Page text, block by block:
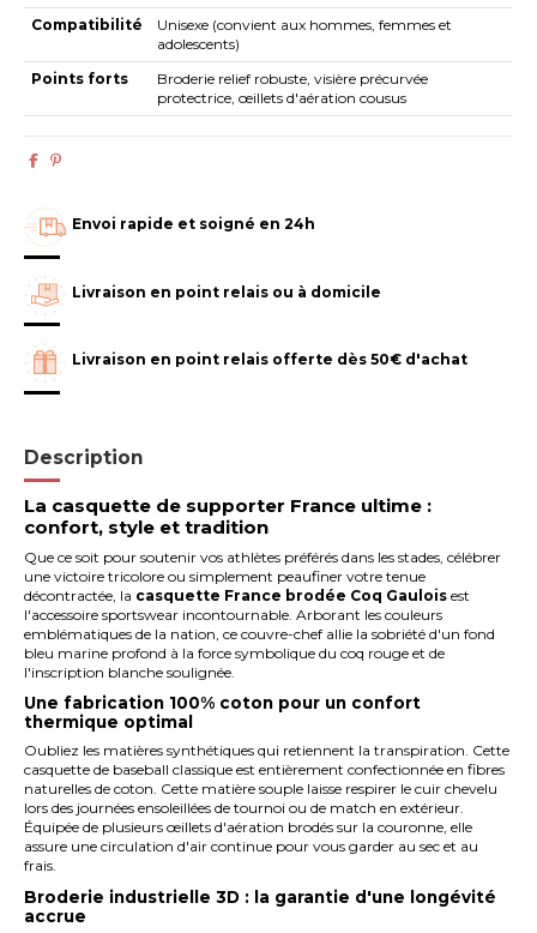
Compatibilité
Unisexe (convient aux hommes, femmes et
adolescents)
Points forts
Broderie relief robuste, visière précurvée
protectrice, œillets d'aération cousus
Envoi rapide et soigné en 24h
Livraison en point relais ou à domicile
Livraison en point relais offerte dès 50€ d'achat
Description
La casquette de supporter France ultime :
confort, style et tradition
Que ce soit pour soutenir vos athlètes préférés dans les stades, célébrer
une victoire tricolore ou simplement peaufiner votre tenue
décontractée, la casquette France brodée Coq Gaulois est
l'accessoire sportswear incontournable. Arborant les couleurs
emblématiques de la nation, ce couvre-chef allie la sobriété d'un fond
bleu marine profond à la force symbolique du coq rouge et de
l'inscription blanche soulignée.
Une fabrication 100% coton pour un confort
thermique optimal
Oubliez les matières synthétiques qui retiennent la transpiration. Cette
casquette de baseball classique est entièrement confectionnée en fibres
naturelles de coton. Cette matière souple laisse respirer le cuir chevelu
lors des journées ensoleillées de tournoi ou de match en extérieur.
Équipée de plusieurs œillets d'aération brodés sur la couronne, elle
assure une circulation d'air continue pour vous garder au sec et au
frais.
Broderie industrielle 3D : la garantie d'une longévité
accrue